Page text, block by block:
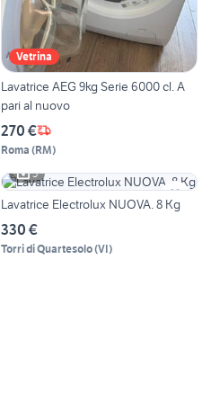
Vetrina
Lavatrice AEG 9kg Serie 6000 cl. A
pari al nuovo
270 €
Roma (RM)
5
Lavatrice Electrolux NUOVA. 8 Kg
330 €
Torri di Quartesolo(VI)